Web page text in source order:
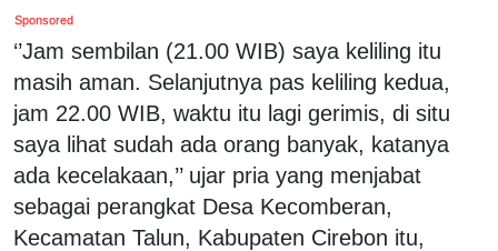
Sponsored
‘’Jam sembilan (21.00 WIB) saya keliling itu
masih aman. Selanjutnya pas keliling kedua,
jam 22.00 WIB, waktu itu lagi gerimis, di situ
saya lihat sudah ada orang banyak, katanya
ada kecelakaan,’’ ujar pria yang menjabat
sebagai perangkat Desa Kecomberan,
Kecamatan Talun, Kabupaten Cirebon itu,